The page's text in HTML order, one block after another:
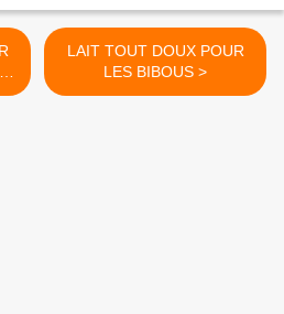
LAIT TOUT DOUX POUR
LES BIBOUS >